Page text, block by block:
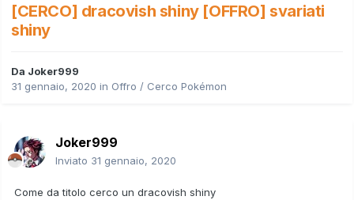
[CERCO] dracovish shiny [OFFRO] svariati
shiny
Da Joker999
31 gennaio, 2020 in Offro / Cerco Pokémon
Joker999
Inviato 31 gennaio, 2020
Come da titolo cerco un dracovish shiny